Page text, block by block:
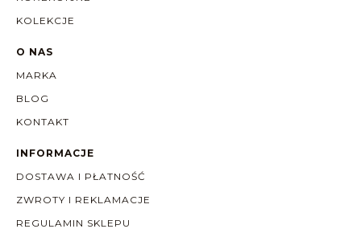
KOLEKCJE
O NAS
MARKA
BLOG
KONTAKT
INFORMACJE
DOSTAWA I PŁATNOŚĆ
ZWROTY I REKLAMACJE
REGULAMIN SKLEPU